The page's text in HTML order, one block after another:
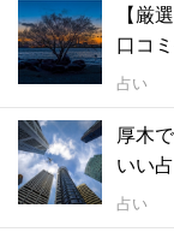
【厳
口コ
占い
厚木
いい
占い